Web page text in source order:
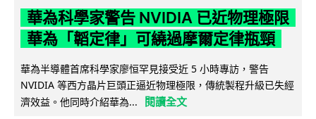
華為科學家警告 NVIDIA 已近物理極限
華為「韜定律」可繞過摩爾定律瓶頸
華為半導體首席科學家廖恒罕見接受近 5 小時專訪，警告
NVIDIA 等西方晶片巨頭正逼近物理極限，傳統製程升級已失經
濟效益。他同時介紹華為...
閱讀全文